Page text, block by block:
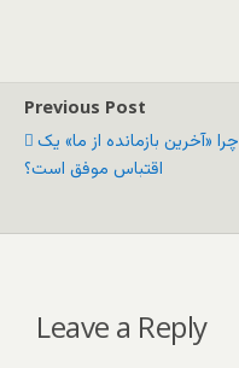
Previous Post
چرا «آخرین بازمانده از ما» یک
اقتباس موفق است؟
Leave a Reply